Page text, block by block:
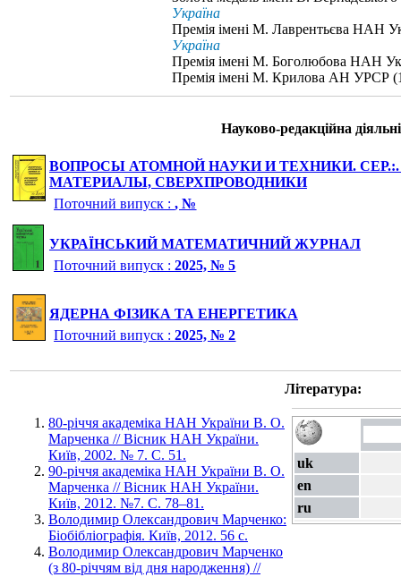
Україна
Премія імені М. Лаврентьєва НАН
Україна
Премія імені М. Боголюбова НАН
Премія імені М. Крилова АН УРСР
Науково-редакційна
ВОПРОСЫ АТОМНОЙ НАУКИ И ТЕХНИКИ.
МАТЕРИАЛЫ, СВЕРХПРОВОДНИКИ
Поточний випуск :, №
УКРАЇНСЬКИЙ МАТЕМАТИЧНИЙ ЖУРНАЛ
Поточний випуск :2025, № 5
ЯДЕРНА ФІЗИКА ТА ЕНЕРГЕТИКА
Поточний випуск :2025, № 2
Література:
80-річчя академіка НАН України В. О.
Марченка // Вісник НАН України.
Київ, 2002. № 7. С. 51.
90-річчя академіка НАН України В. О.
Марченка // Вісник НАН України.
Київ, 2012. №7. С. 78–81.
Володимир Олександрович Марченко:
Біобібліографія. Київ, 2012. 56 с.
Володимир Олександрович Марченко
(з 80-річчям від дня народження) //
uk
en
ru